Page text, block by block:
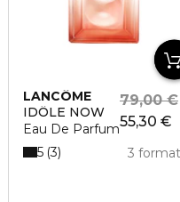
LANCÔME
IDÔLE NOW
Eau De Parfum55,30 €
79,00 €
3
5 3